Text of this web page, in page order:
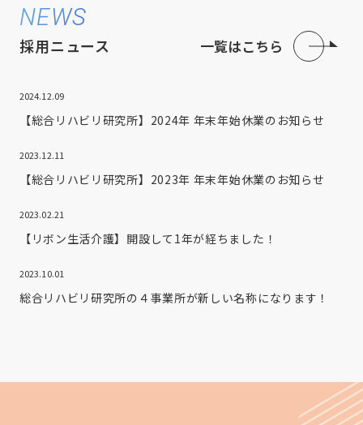
NEWS
採用ニュース 一覧はこちら
2024.12.09
【総合リハビリ研究所】2024年 年末年始休業のお知らせ
2023.12.11
【総合リハビリ研究所】2023年 年末年始休業のお知らせ
2023.02.21
【リボン生活介護】開設して1年が経ちました！
2023.10.01
総合リハビリ研究所の４事業所が新しい名称になります！